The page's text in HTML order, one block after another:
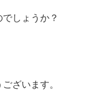
しょうか？
ざいます。